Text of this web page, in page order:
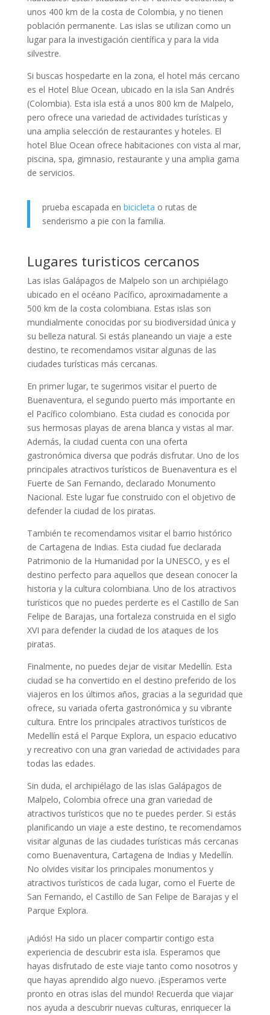
unos 400 km de la costa de Colombia, y no tienen
población permanente. Las islas se utilizan como un
lugar para la investigación científica y para la vida
silvestre.
Si buscas hospedarte en la zona, el hotel más cercano
es el Hotel Blue Ocean, ubicado en la isla San Andrés
(Colombia). Esta isla está a unos 800 km de Malpelo,
pero ofrece una variedad de actividades turísticas y
una amplia selección de restaurantes y hoteles. El
hotel Blue Ocean ofrece habitaciones con vista al mar,
piscina, spa, gimnasio, restaurante y una amplia gama
de servicios.
prueba escapada en bicicleta o rutas de
senderismo a pie con la familia.
Lugares turisticos cercanos
Las islas Galápagos de Malpelo son un archipiélago
ubicado en el océano Pacífico, aproximadamente a
500 km de la costa colombiana. Estas islas son
mundialmente conocidas por su biodiversidad única y
su belleza natural. Si estás planeando un viaje a este
destino, te recomendamos visitar algunas de las
ciudades turísticas más cercanas.
En primer lugar, te sugerimos visitar el puerto de
Buenaventura, el segundo puerto más importante en
el Pacífico colombiano. Esta ciudad es conocida por
sus hermosas playas de arena blanca y vistas al mar.
Además, la ciudad cuenta con una oferta
gastronómica diversa que podrás disfrutar. Uno de los
principales atractivos turísticos de Buenaventura es el
Fuerte de San Fernando, declarado Monumento
Nacional. Este lugar fue construido con el objetivo de
defender la ciudad de los piratas.
También te recomendamos visitar el barrio histórico
de Cartagena de Indias. Esta ciudad fue declarada
Patrimonio de la Humanidad por la UNESCO, y es el
destino perfecto para aquellos que desean conocer la
historia y la cultura colombiana. Uno de los atractivos
turísticos que no puedes perderte es el Castillo de San
Felipe de Barajas, una fortaleza construida en el siglo
XVI para defender la ciudad de los ataques de los
piratas.
Finalmente, no puedes dejar de visitar Medellín. Esta
ciudad se ha convertido en el destino preferido de los
viajeros en los últimos años, gracias a la seguridad que
ofrece, su variada oferta gastronómica y su vibrante
cultura. Entre los principales atractivos turísticos de
Medellín está el Parque Explora, un espacio educativo
y recreativo con una gran variedad de actividades para
todas las edades.
Sin duda, el archipiélago de las islas Galápagos de
Malpelo, Colombia ofrece una gran variedad de
atractivos turísticos que no te puedes perder. Si estás
planificando un viaje a este destino, te recomendamos
visitar algunas de las ciudades turísticas más cercanas
como Buenaventura, Cartagena de Indias y Medellín.
No olvides visitar los principales monumentos y
atractivos turísticos de cada lugar, como el Fuerte de
San Fernando, el Castillo de San Felipe de Barajas y el
Parque Explora.
¡Adiós! Ha sido un placer compartir contigo esta
experiencia de descubrir esta isla. Esperamos que
hayas disfrutado de este viaje tanto como nosotros y
que hayas aprendido algo nuevo. ¡Esperamos verte
pronto en otras islas del mundo! Recuerda que viajar
nos ayuda a descubrir nuevas culturas, enriquecer la